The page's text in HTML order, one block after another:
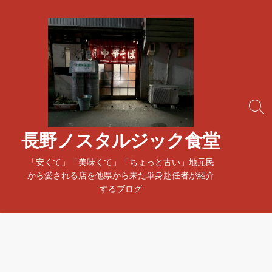
長野ノスタルジック食堂
「安くて」「美味くて」「ちょっと古い」地元民
から愛される店を他県から来た単身赴任者が紹介
するブログ
検